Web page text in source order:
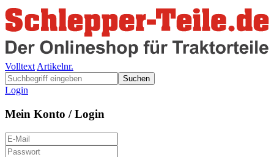
Volltext Artikelnr.
Suchen
Login
Mein Konto / Login